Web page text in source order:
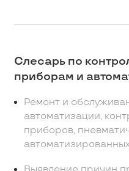
Слесарь по
приборам и
Ремонт и
автоматизации,
приборов,